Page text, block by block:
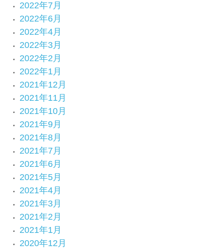
2022年7月
2022年6月
2022年4月
2022年3月
2022年2月
2022年1月
2021年12月
2021年11月
2021年10月
2021年9月
2021年8月
2021年7月
2021年6月
2021年5月
2021年4月
2021年3月
2021年2月
2021年1月
2020年12月